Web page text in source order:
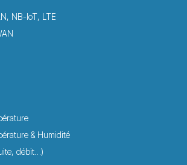
NB-IoT, LTE
& Humidité
débit…)